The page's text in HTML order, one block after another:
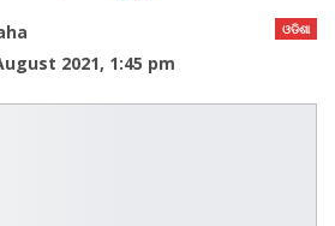
ଓଡିଶା
2021, 1:45 pm